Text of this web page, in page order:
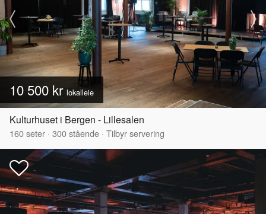
10 500 kr lokalleie
Kulturhuset i Bergen - Lillesalen
160seter · 300stående · Tilbyr servering